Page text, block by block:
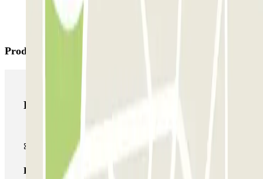
Produtos Parclick
Produtos Parclick
Passe simples